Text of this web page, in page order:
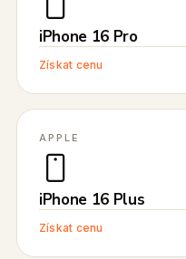
iPhone 16 Pro
Získat cenu
APPLE
iPhone 16 Plus
Získat cenu